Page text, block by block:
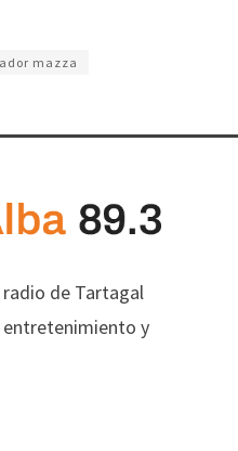
mazza
radio de Tartagal
entretenimiento y